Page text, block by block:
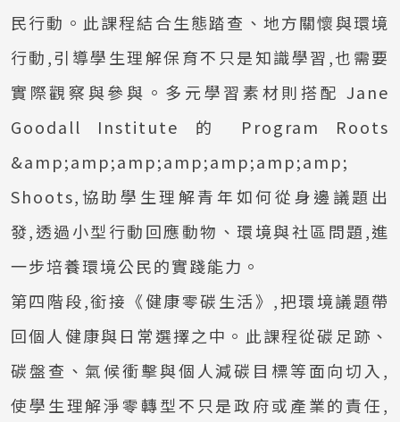
民行動。此課程結合生態踏查、地方關懷與環境
行動,引導學生理解保育不只是知識學習,也需要
實際觀察與參與。多元學習素材則搭配 Jane
Goodall Institute 的 Program Roots
&amp;amp;amp;amp;amp;amp;amp;
Shoots,協助學生理解青年如何從身邊議題出
發,透過小型行動回應動物、環境與社區問題,進
一步培養環境公民的實踐能力。
第四階段,銜接《健康零碳生活》,把環境議題帶
回個人健康與日常選擇之中。此課程從碳足跡、
碳盤查、氣候衝擊與個人減碳目標等面向切入,
使學生理解淨零轉型不只是政府或產業的責任,